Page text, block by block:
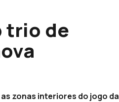
trio de
zonas interiores do jogo da